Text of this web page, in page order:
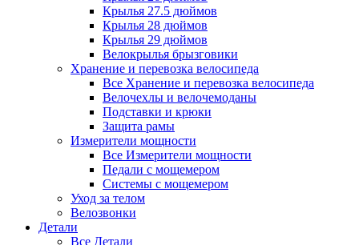
Крылья 27.5 дюймов
Крылья 28 дюймов
Крылья 29 дюймов
Велокрылья брызговики
Хранение и перевозка велосипеда
Все Хранение и перевозка велосипеда
Велочехлы и велочемоданы
Подставки и крюки
Защита рамы
Измерители мощности
Все Измерители мощности
Педали с мощемером
Системы с мощемером
Уход за телом
Велозвонки
Детали
Все Детали